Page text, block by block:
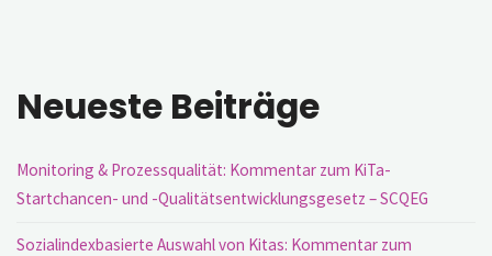
Neueste Beiträge
Monitoring & Prozessqualität: Kommentar zum KiTa-
Startchancen- und -Qualitätsentwicklungsgesetz – SCQEG
Sozialindexbasierte Auswahl von Kitas: Kommentar zum